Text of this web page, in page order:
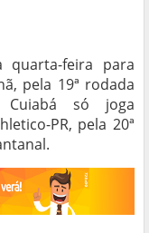
quarta-feira para
pela 19ª rodada
Cuiabá só joga
PR, pela 20ª